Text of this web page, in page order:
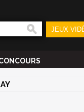
JEUX